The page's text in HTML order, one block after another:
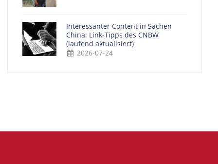
Interessanter Content in Sachen
China: Link-Tipps des CNBW
(laufend aktualisiert)
2026-07-24